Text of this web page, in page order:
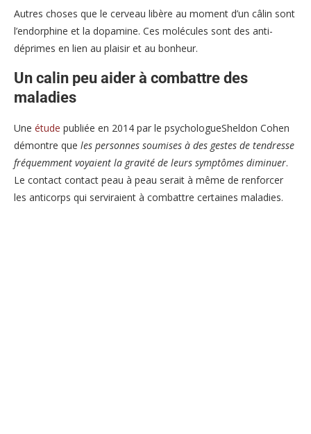
Autres choses que le cerveau libère au moment d’un câlin sont
l’endorphine et la dopamine. Ces molécules sont des anti-
déprimes en lien au plaisir et au bonheur.
Un calin peu aider à combattre des
maladies
Une étude publiée en 2014 par le psychologueSheldon Cohen
démontre que les personnes soumises à des gestes de tendresse
fréquemment voyaient la gravité de leurs symptômes diminuer.
Le contact contact peau à peau serait à même de renforcer
les anticorps qui serviraient à combattre certaines maladies.